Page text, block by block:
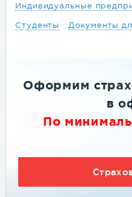
Индивидуальные
Студенты Документы
Сделаем
Хочу